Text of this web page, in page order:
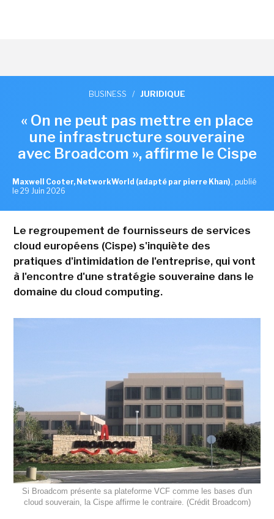
BUSINESS / JURIDIQUE
« On ne peut pas mettre en place
une infrastructure souveraine
avec Broadcom », affirme le Cispe
Maxwell Cooter, NetworkWorld (adapté par pierre Khan) , publié
le 29 Juin 2026
Le regroupement de fournisseurs de services
cloud européens (Cispe) s'inquiète des
pratiques d'intimidation de l'entreprise, qui vont
à l'encontre d'une stratégie souveraine dans le
domaine du cloud computing.
Si Broadcom présente sa plateforme VCF comme les bases d'un
cloud souverain, la Cispe affirme le contraire. (Crédit Broadcom)